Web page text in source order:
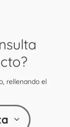
rellenando el